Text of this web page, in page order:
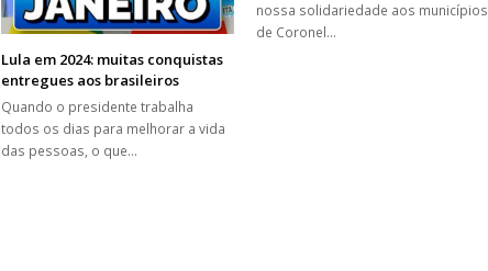
Lula em 2024: muitas conquistas
entregues aos brasileiros
Quando o presidente trabalha
todos os dias para melhorar a vida
das pessoas, o que…
nossa solidariedade aos municípios
de Coronel…